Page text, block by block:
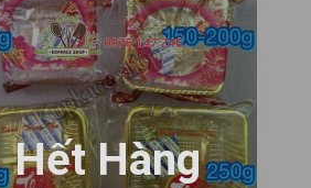
Hết Hàng